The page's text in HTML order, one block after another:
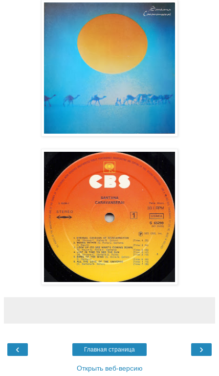
‹ ›
Главная страница
Открыть веб-версию